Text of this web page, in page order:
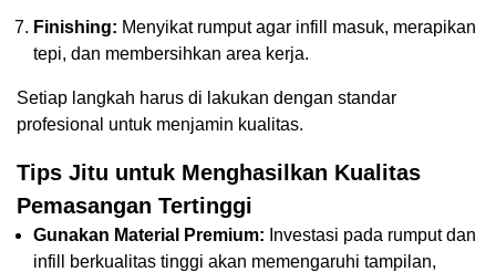
Finishing: Menyikat rumput agar infill masuk, merapikan
tepi, dan membersihkan area kerja.
Setiap langkah harus di lakukan dengan standar
profesional untuk menjamin kualitas.
Tips Jitu untuk Menghasilkan Kualitas
Pemasangan Tertinggi
Gunakan Material Premium: Investasi pada rumput dan
infill berkualitas tinggi akan memengaruhi tampilan,